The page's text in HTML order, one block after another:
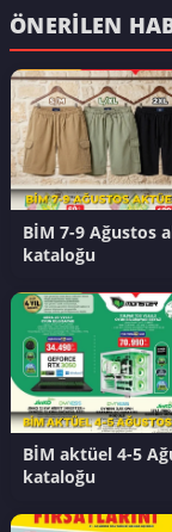
ÖNERILEN
BİM 7-9 Ağustos
kataloğu
BİM aktüel 4-5
kataloğu